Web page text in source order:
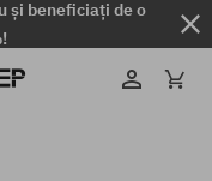
și beneficiați de o